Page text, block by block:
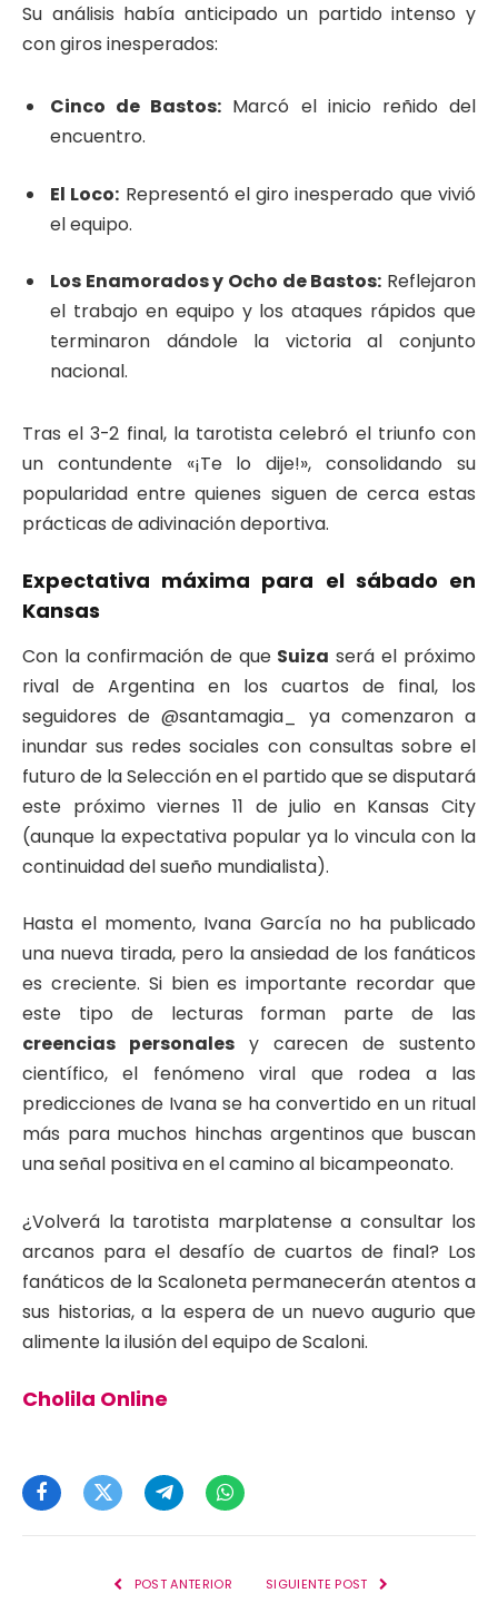
Su análisis había anticipado un partido intenso y
con giros inesperados:
Cinco de Bastos: Marcó el inicio reñido del
encuentro.
El Loco: Representó el giro inesperado que vivió
el equipo.
Los Enamorados y Ocho de Bastos: Reflejaron
el trabajo en equipo y los ataques rápidos que
terminaron dándole la victoria al conjunto
nacional.
Tras el 3-2 final, la tarotista celebró el triunfo con
un contundente «¡Te lo dije!», consolidando su
popularidad entre quienes siguen de cerca estas
prácticas de adivinación deportiva.
Expectativa máxima para el sábado en
Kansas
Con la confirmación de que Suiza será el próximo
rival de Argentina en los cuartos de final, los
seguidores de @santamagia_ ya comenzaron a
inundar sus redes sociales con consultas sobre el
futuro de la Selección en el partido que se disputará
este próximo viernes 11 de julio en Kansas City
(aunque la expectativa popular ya lo vincula con la
continuidad del sueño mundialista).
Hasta el momento, Ivana García no ha publicado
una nueva tirada, pero la ansiedad de los fanáticos
es creciente. Si bien es importante recordar que
este tipo de lecturas forman parte de las
creencias personales y carecen de sustento
científico, el fenómeno viral que rodea a las
predicciones de Ivana se ha convertido en un ritual
más para muchos hinchas argentinos que buscan
una señal positiva en el camino al bicampeonato.
¿Volverá la tarotista marplatense a consultar los
arcanos para el desafío de cuartos de final? Los
fanáticos de la Scaloneta permanecerán atentos a
sus historias, a la espera de un nuevo augurio que
alimente la ilusión del equipo de Scaloni.
Cholila Online
FacebookTwitterTelegramWhatsApp
POST ANTERIOR SIGUIENTE POST